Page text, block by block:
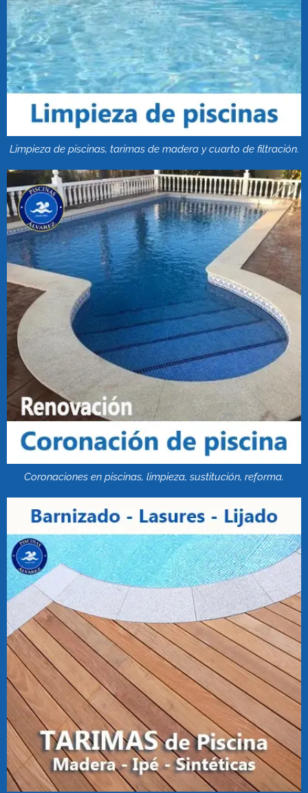
Limpieza de piscinas, tarimas de madera y cuarto de filtración.
Coronaciones en piscinas, limpieza, sustitución, reforma.